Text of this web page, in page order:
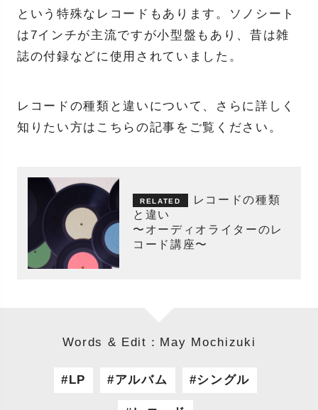
という特殊なレコードもあります。ソノシート
は7インチが主流ですが小型盤もあり、昔は雑
誌の付録などに使用されていました。
レコードの種類と違いについて、さらに詳しく
知りたい方はこちらの記事をご覧ください。
レコードの種類
と違い
〜オーディオライターのレ
コード講座〜
Words & Edit：May Mochizuki
LP アルバム シングル